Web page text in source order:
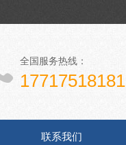
全国服务热线：
17717518181
联系我们